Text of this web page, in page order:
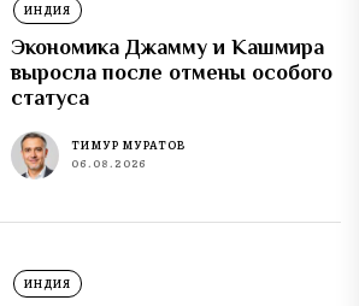
ИНДИЯ
Экономика Джамму и Кашмира
выросла после отмены особого
статуса
ТИМУР МУРАТОВ
06.08.2026
ИНДИЯ